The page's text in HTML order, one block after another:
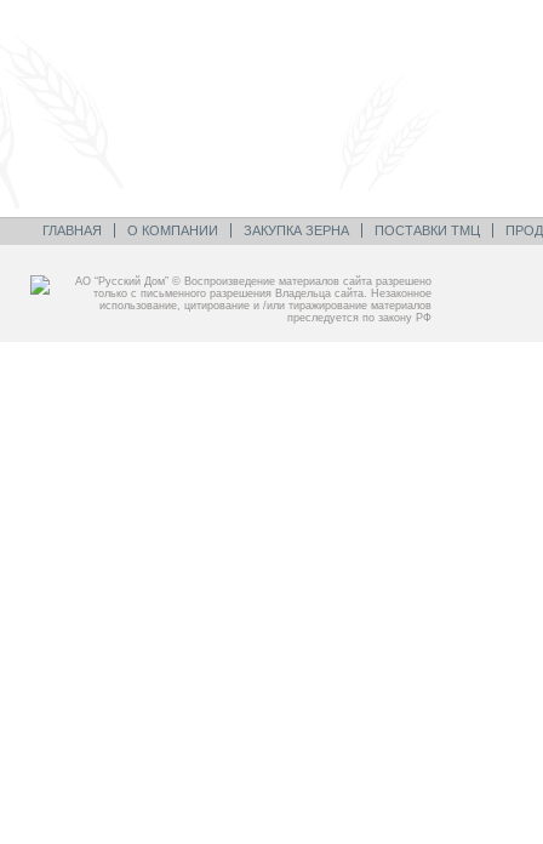
ГЛАВНАЯ О КОМПАНИИ ЗАКУПКА ЗЕРНА ПОСТАВКИ ТМЦ
АО “Русский Дом” © Воспроизведение материалов сайта разрешено
только с письменного разрешения Владельца сайта. Незаконное
использование, цитирование и /или тиражирование материалов
преследуется по закону РФ